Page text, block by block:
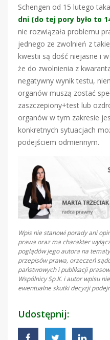
Schengen od 15 lutego
dni (do tej pory było to
nie rozwiązała problemu
jednego ze zwolnień z
kwestii są dość niejasne i
że do zwolnienia z
negatywny wynik testu,
organów muszą zostać
zaszczepiony+test lub
organów w tym zakresie
konkretnych sytuacjach
podejściem odmiennym.
Wpis nie stanowi porady ani
prawa oraz ma charakter
poglądów jego autora na
przepisów prawa, orzeczeń
państwowych i publikacji
Wspólnicy Sp.K. i autor wpisu
ewentualne skutki decyzji
Udostępnij: